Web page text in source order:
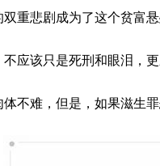
重悲剧成为了这个贫富
应该只是死刑和眼泪，
不难，但是，如果滋生